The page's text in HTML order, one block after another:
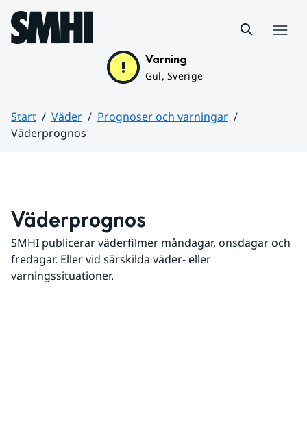
Hoppa till sidans innehåll
Varning
Gul, Sverige
Start Väder
Prognoser och varningar
Väderprognos
Väderprognos
SMHI publicerar väderfilmer måndagar, onsdagar och
fredagar. Eller vid särskilda väder- eller
varningssituationer.